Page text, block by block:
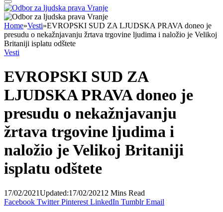
Home»Vesti»EVROPSKI SUD ZA LJUDSKA PRAVA doneo je
presudu o nekažnjavanju žrtava trgovine ljudima i naložio je Velikoj
Britaniji isplatu odštete
Vesti
EVROPSKI SUD ZA
LJUDSKA PRAVA doneo je
presudu o nekažnjavanju
žrtava trgovine ljudima i
naložio je Velikoj Britaniji
isplatu odštete
17/02/2021Updated:17/02/2021 2 Mins Read
Facebook Twitter Pinterest LinkedIn Tumblr Email